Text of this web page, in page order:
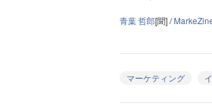
青葉 哲郎[聞] /
マーケティング